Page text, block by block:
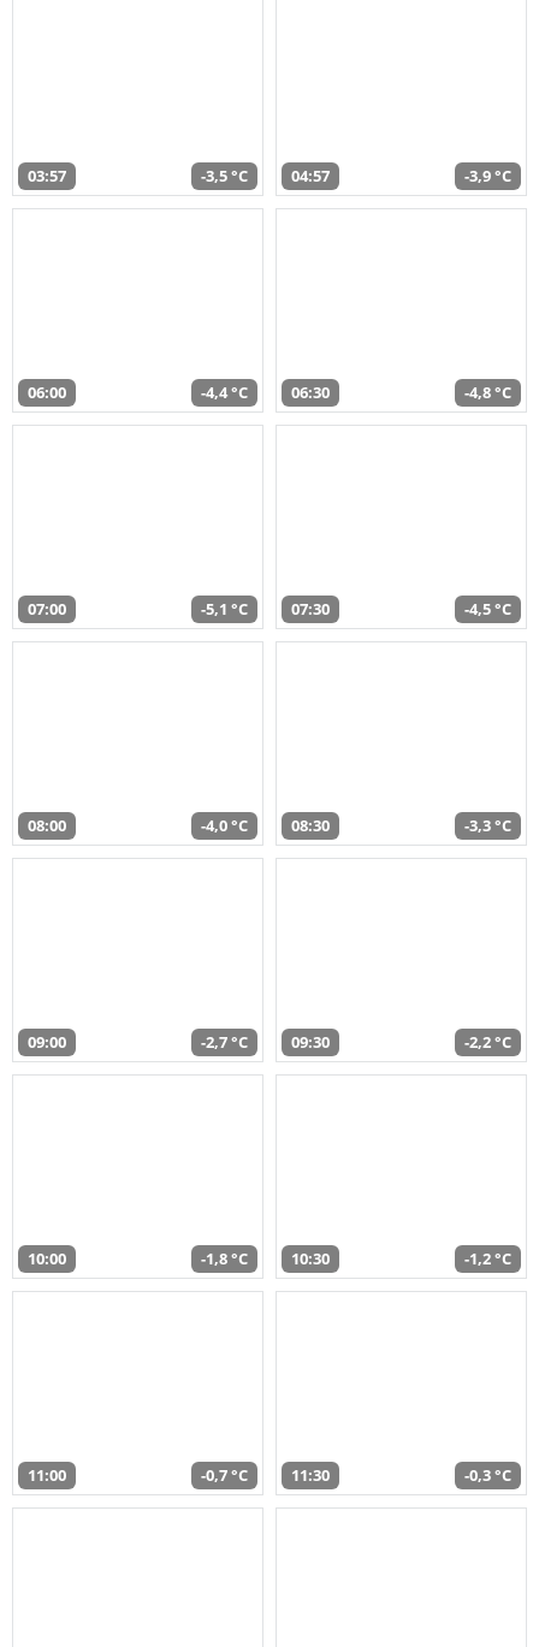
03:57 -3,5 °C 04:57 -3,9 °C
06:00 -4,4 °C 06:30 -4,8 °C
07:00 -5,1 °C 07:30 -4,5 °C
08:00 -4,0 °C 08:30 -3,3 °C
09:00 -2,7 °C 09:30 -2,2 °C
10:00 -1,8 °C 10:30 -1,2 °C
11:00 -0,7 °C 11:30 -0,3 °C